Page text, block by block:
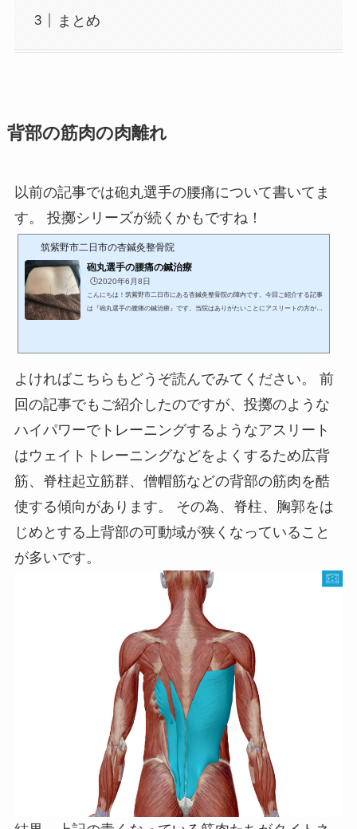
まとめ
背部の筋肉の肉離れ
以前の記事では砲丸選手の腰痛について書いてま
す。 投擲シリーズが続くかもですね！
筑紫野市二日市の杏鍼灸整骨院
砲丸選手の腰痛の鍼治療
🕒️2020年6月8日
こんにちは！筑紫野市二日市にある杏鍼灸整骨院の陣内です。今回ご紹介する記事
は『砲丸選手の腰痛の鍼治療』です。当院はありがたいことにアスリートの方が施
女子：4kg 高校男子：6kg 高校女子：4kg 中学男子：5kg...
よければこちらもどうぞ読んでみてください。 前
回の記事でもご紹介したのですが、投擲のような
ハイパワーでトレーニングするようなアスリート
はウェイトトレーニングなどをよくするため広背
筋、脊柱起立筋群、僧帽筋などの背部の筋肉を酷
使する傾向があります。 その為、脊柱、胸郭をは
じめとする上背部の可動域が狭くなっていること
が多いです。